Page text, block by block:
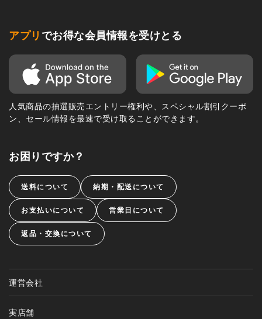
アプリ でお得な会員情報を受けとる
人気商品の抽選販売エントリー権利や、スペシャル割引クーポ
ン、セール情報を最速で受け取ることができます。
お困りですか？
送料について 納期・配送について
お支払いについて 営業日について
返品・交換について
運営会社
実店舗